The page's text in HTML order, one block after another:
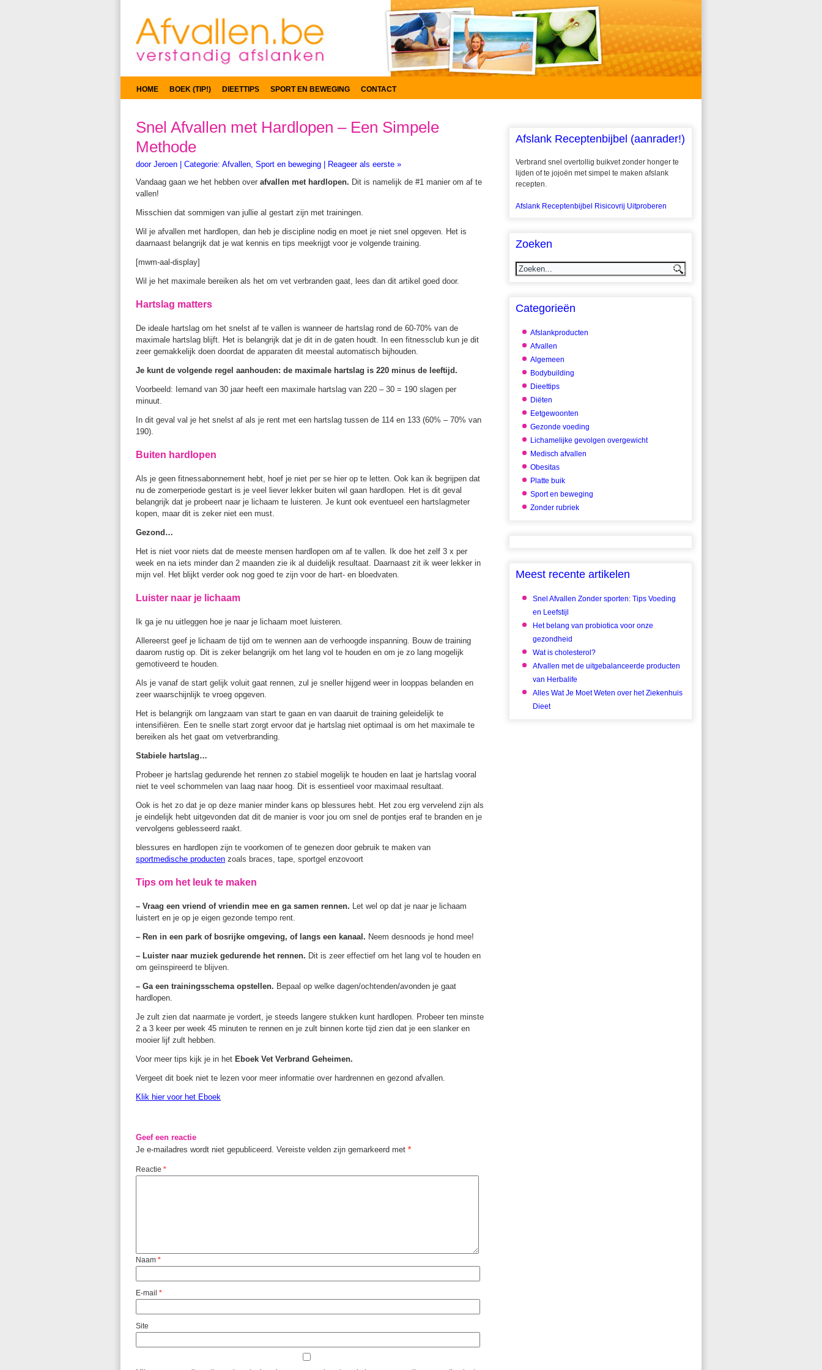
HOME BOEK (TIP!) DIEETTIPS SPORT EN BEWEGING CONTACT
Snel Afvallen met Hardlopen – Een Simpele
Methode
door Jeroen Categorie: Afvallen, Sport en beweging
Reageer als eerste »
Vandaag gaan we het hebben over afvallen met hardlopen. Dit is namelijk de #1 manier om af te
vallen!
Misschien dat sommigen van jullie al gestart zijn met trainingen.
Wil je afvallen met hardlopen, dan heb je discipline nodig en moet je niet snel opgeven. Het is
daarnaast belangrijk dat je wat kennis en tips meekrijgt voor je volgende training.
[mwm-aal-display]
Wil je het maximale bereiken als het om vet verbranden gaat, lees dan dit artikel goed door.
Hartslag matters
De ideale hartslag om het snelst af te vallen is wanneer de hartslag rond de 60-70% van de
maximale hartslag blijft. Het is belangrijk dat je dit in de gaten houdt. In een fitnessclub kun je dit
zeer gemakkelijk doen doordat de apparaten dit meestal automatisch bijhouden.
Je kunt de volgende regel aanhouden: de maximale hartslag is 220 minus de leeftijd.
Voorbeeld: Iemand van 30 jaar heeft een maximale hartslag van 220 – 30 = 190 slagen per
minuut.
In dit geval val je het snelst af als je rent met een hartslag tussen de 114 en 133 (60% – 70% van
190).
Buiten hardlopen
Als je geen fitnessabonnement hebt, hoef je niet per se hier op te letten. Ook kan ik begrijpen dat
nu de zomerperiode gestart is je veel liever lekker buiten wil gaan hardlopen. Het is dit geval
belangrijk dat je probeert naar je lichaam te luisteren. Je kunt ook eventueel een hartslagmeter
kopen, maar dit is zeker niet een must.
Gezond…
Het is niet voor niets dat de meeste mensen hardlopen om af te vallen. Ik doe het zelf 3 x per
week en na iets minder dan 2 maanden zie ik al duidelijk resultaat. Daarnaast zit ik weer lekker in
mijn vel. Het blijkt verder ook nog goed te zijn voor de hart- en bloedvaten.
Luister naar je lichaam
Ik ga je nu uitleggen hoe je naar je lichaam moet luisteren.
Allereerst geef je lichaam de tijd om te wennen aan de verhoogde inspanning. Bouw de training
daarom rustig op. Dit is zeker belangrijk om het lang vol te houden en om je zo lang mogelijk
gemotiveerd te houden.
Als je vanaf de start gelijk voluit gaat rennen, zul je sneller hijgend weer in looppas belanden en
zeer waarschijnlijk te vroeg opgeven.
Het is belangrijk om langzaam van start te gaan en van daaruit de training geleidelijk te
intensifiëren. Een te snelle start zorgt ervoor dat je hartslag niet optimaal is om het maximale te
bereiken als het gaat om vetverbranding.
Stabiele hartslag…
Probeer je hartslag gedurende het rennen zo stabiel mogelijk te houden en laat je hartslag vooral
niet te veel schommelen van laag naar hoog. Dit is essentieel voor maximaal resultaat.
Ook is het zo dat je op deze manier minder kans op blessures hebt. Het zou erg vervelend zijn als
je eindelijk hebt uitgevonden dat dit de manier is voor jou om snel de pontjes eraf te branden en je
vervolgens geblesseerd raakt.
blessures en hardlopen zijn te voorkomen of te genezen door gebruik te maken van
sportmedische producten zoals braces, tape, sportgel enzovoort
Tips om het leuk te maken
– Vraag een vriend of vriendin mee en ga samen rennen. Let wel op dat je naar je lichaam
luistert en je op je eigen gezonde tempo rent.
– Ren in een park of bosrijke omgeving, of langs een kanaal. Neem desnoods je hond mee!
– Luister naar muziek gedurende het rennen. Dit is zeer effectief om het lang vol te houden en
om geïnspireerd te blijven.
– Ga een trainingsschema opstellen. Bepaal op welke dagen/ochtenden/avonden je gaat
hardlopen.
Je zult zien dat naarmate je vordert, je steeds langere stukken kunt hardlopen. Probeer ten minste
2 a 3 keer per week 45 minuten te rennen en je zult binnen korte tijd zien dat je een slanker en
mooier lijf zult hebben.
Voor meer tips kijk je in het Eboek Vet Verbrand Geheimen.
Vergeet dit boek niet te lezen voor meer informatie over hardrennen en gezond afvallen.
Klik hier voor het Eboek
Geef een reactie
Je e-mailadres wordt niet gepubliceerd. Vereiste velden zijn gemarkeerd met *
Reactie *
Naam *
E-mail *
Site
Afslank Receptenbijbel (aanrader!)
Verbrand snel overtollig buikvet zonder honger te
lijden of te jojoën met simpel te maken afslank
recepten.
Afslank Receptenbijbel Risicovrij Uitproberen
Zoeken
Categorieën
Afslankproducten
Afvallen
Algemeen
Bodybuilding
Dieettips
Diëten
Eetgewoonten
Gezonde voeding
Lichamelijke gevolgen overgewicht
Medisch afvallen
Obesitas
Platte buik
Sport en beweging
Zonder rubriek
Meest recente artikelen
Snel Afvallen Zonder sporten: Tips Voeding
en Leefstijl
Het belang van probiotica voor onze
gezondheid
Wat is cholesterol?
Afvallen met de uitgebalanceerde producten
van Herbalife
Alles Wat Je Moet Weten over het Ziekenhuis
Dieet